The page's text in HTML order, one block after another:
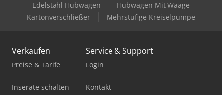
Edelstahl Hubwagen
Hubwagen Mit Waage
Kartonverschließer
Mehrstufige Kreiselpumpe
Verkaufen
Preise & Tarife
Inserate schalten
Service & Support
Login
Kontakt